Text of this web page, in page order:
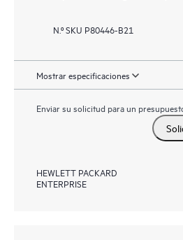
N.º SKU P80446-B21
Mostrar especificaciones
Enviar su solicitud para un
HEWLETT PACKARD
ENTERPRISE